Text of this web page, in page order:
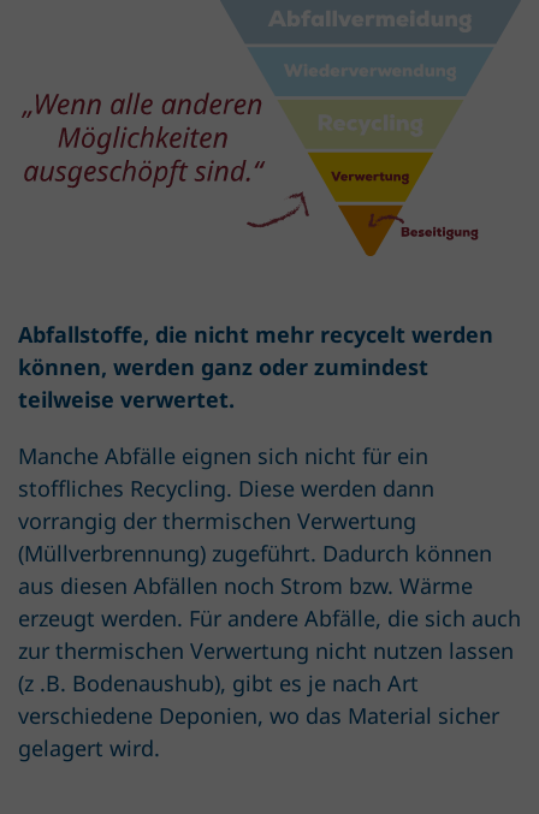
Abfallstoffe, die nicht mehr recycelt werden
können, werden ganz oder zumindest
teilweise verwertet.
Manche Abfälle eignen sich nicht für ein
stoffliches Recycling. Diese werden dann
vorrangig der thermischen Verwertung
(Müllverbrennung) zugeführt. Dadurch können
aus diesen Abfällen noch Strom bzw. Wärme
erzeugt werden. Für andere Abfälle, die sich auch
zur thermischen Verwertung nicht nutzen lassen
(z .B. Bodenaushub), gibt es je nach Art
verschiedene Deponien, wo das Material sicher
gelagert wird.